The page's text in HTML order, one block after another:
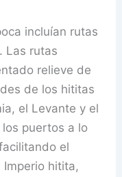
incluían rutas
Las rutas
relieve de
de los hititas
el Levante y el
puertos a lo
el
Imperio hitita,